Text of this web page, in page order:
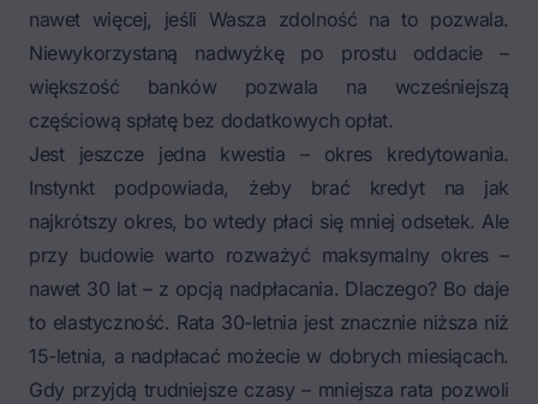
nawet więcej, jeśli Wasza zdolność na to pozwala.
Niewykorzystaną nadwyżkę po prostu oddacie –
większość banków pozwala na wcześniejszą
częściową spłatę bez dodatkowych opłat.
Jest jeszcze jedna kwestia – okres kredytowania.
Instynkt podpowiada, żeby brać kredyt na jak
najkrótszy okres, bo wtedy płaci się mniej odsetek. Ale
przy budowie warto rozważyć maksymalny okres –
nawet 30 lat – z opcją nadpłacania. Dlaczego? Bo daje
to elastyczność. Rata 30-letnia jest znacznie niższa niż
15-letnia, a nadpłacać możecie w dobrych miesiącach.
Gdy przyjdą trudniejsze czasy – mniejsza rata pozwoli